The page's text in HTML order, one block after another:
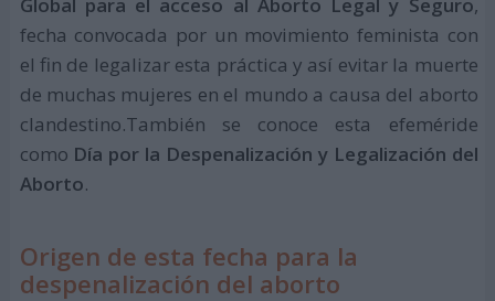
Global para el acceso al Aborto Legal y Seguro,
fecha convocada por un movimiento feminista con
el fin de legalizar esta práctica y así evitar la muerte
de muchas mujeres en el mundo a causa del aborto
clandestino.También se conoce esta efeméride
como Día por la Despenalización y Legalización del
Aborto.
Origen de esta fecha para la
despenalización del aborto